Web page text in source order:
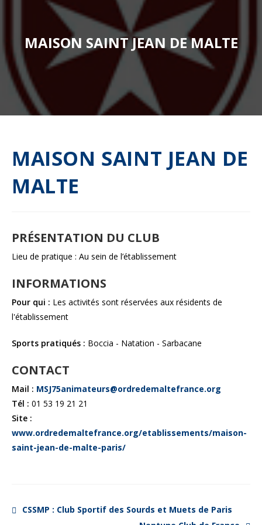
MAISON SAINT JEAN DE MALTE
MAISON SAINT JEAN DE
MALTE
PRÉSENTATION DU CLUB
Lieu de pratique : Au sein de l’établissement
INFORMATIONS
Pour qui : Les activités sont réservées aux résidents de
l'établissement
Sports pratiqués : Boccia - Natation - Sarbacane
CONTACT
Mail : MSJ75animateurs@ordredemaltefrance.org
Tél : 01 53 19 21 21
Site :
www.ordredemaltefrance.org/etablissements/maison-
saint-jean-de-malte-paris/
CSSMP : Club Sportif des Sourds et Muets de Paris